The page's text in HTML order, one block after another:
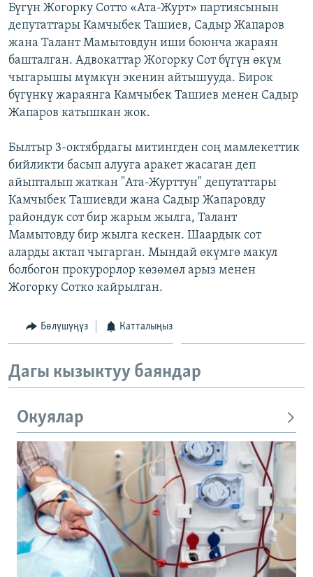
Бүгүн Жогорку Сотто «Ата-Журт» партиясынын
депутаттары Камчыбек Ташиев, Садыр Жапаров
жана Талант Мамытовдун иши боюнча жараян
башталган. Адвокаттар Жогорку Сот бүгүн өкүм
чыгарышы мүмкүн экенин айтышууда. Бирок
бүгүнкү жараянга Камчыбек Ташиев менен Садыр
Жапаров катышкан жок.
Былтыр 3-октябрдагы митингден соң мамлекеттик
бийликти басып алууга аракет жасаган деп
айыпталып жаткан "Ата-Журттун" депутаттары
Камчыбек Ташиевди жана Садыр Жапаровду
райондук сот бир жарым жылга, Талант
Мамытовду бир жылга кескен. Шаардык сот
аларды актап чыгарган. Мындай өкүмгө макул
болбогон прокурорлор көзөмөл арыз менен
Жогорку Сотко кайрылган.
Бөлүшүңүз Катталыңыз
Дагы кызыктуу баяндар
Окуялар